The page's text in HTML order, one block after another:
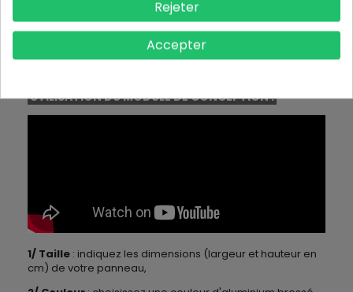
INSTRUCTIONS
UTILISATION DU MODULE DE CONCEPTION :
1/ Taille : indiquez les dimensions (largeur et hauteur en
cm) de votre panneau,
Rejeter
Accepter